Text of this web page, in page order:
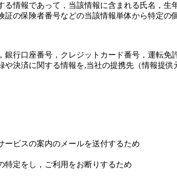
情報であって，当該情報に含まれる氏名，
の保険者番号などの当該情報単体から特定の
行口座番号，クレジットカード番号，運転免
決済に関する情報を,当社の提携先（情報提供
ービスの案内のメールを送付するため
特定をし，ご利用をお断りするため